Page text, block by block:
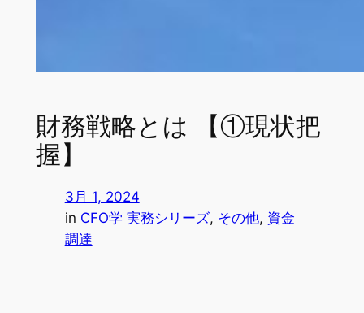
財務戦略とは 【①現状把
握】
3月 1, 2024
in CFO学 実務シリーズ, その他, 資金
調達